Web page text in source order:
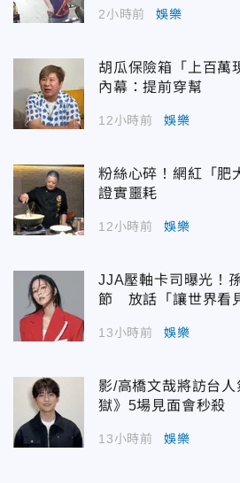
2小時前 娛樂
胡瓜保險箱「上百萬
內幕：提前穿幫
12小時前 娛樂
粉絲心碎！網紅「
證實噩耗
12小時前 娛樂
JJA壓軸卡司曝光！
節 放話「讓世界看
13小時前 娛樂
影/高橋文哉將訪台
獄》5場見面會秒殺
13小時前 娛樂